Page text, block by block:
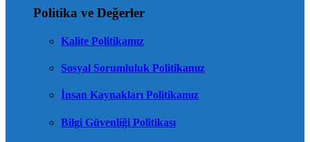
Politika ve Değerler
Kalite Politikamız
Sosyal Sorumluluk Politikamız
İnsan Kaynakları Politikamız
Bilgi Güvenliği Politikası